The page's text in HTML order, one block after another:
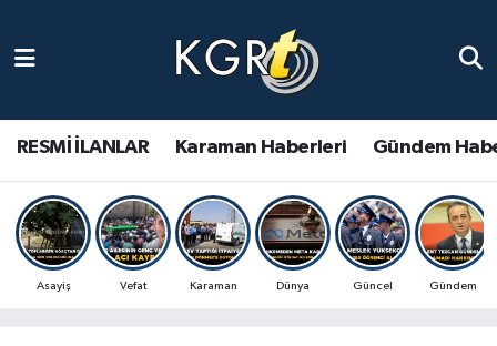
RESMİ İLANLAR Karaman Haberleri Gündem
Asayiş Vefat Karaman Dünya Güncel Gündem
Gündem Haberleri
Güncel Haberler
Spor Haberleri